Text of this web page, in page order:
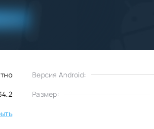
Версия Android:
Размер: